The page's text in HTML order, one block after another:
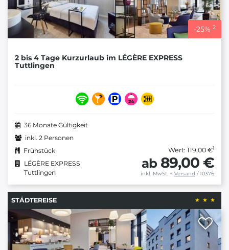
-25% 2
2 bis 4 Tage Kurzurlaub im LÉGÈRE EXPRESS
Tuttlingen
36 Monate Gültigkeit
inkl. 2 Personen
Frühstück
LÉGÈRE EXPRESS
Tuttlingen
Wert: 119,00 €1
ab 89,00 €
inkl. MwSt. + Versand / 10376
STÄDTEREISE